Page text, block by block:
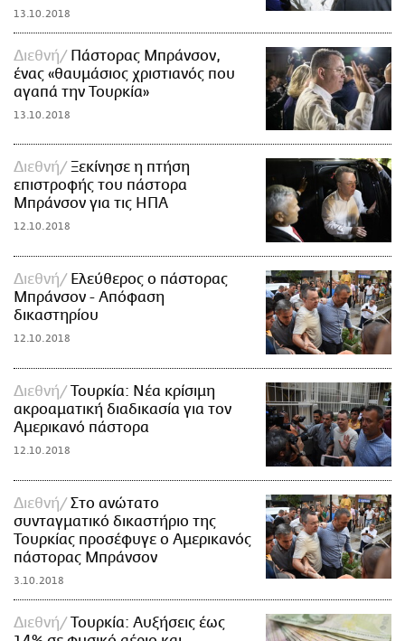
13.10.2018
Διεθνή
Πάστορας Μπράνσον,
ένας «θαυμάσιος χριστιανός που
αγαπά την Τουρκία»
13.10.2018
Διεθνή
Ξεκίνησε η πτήση
επιστροφής του πάστορα
Μπράνσον για τις ΗΠΑ
12.10.2018
Διεθνή
Ελεύθερος ο πάστορας
Μπράνσον - Απόφαση
δικαστηρίου
12.10.2018
Διεθνή
Τουρκία: Νέα κρίσιμη
ακροαματική διαδικασία για τον
Αμερικανό πάστορα
12.10.2018
Διεθνή
Στο ανώτατο
συνταγματικό δικαστήριο της
Τουρκίας προσέφυγε ο Αμερικανός
πάστορας Μπράνσον
3.10.2018
Διεθνή
Τουρκία: Αυξήσεις έως